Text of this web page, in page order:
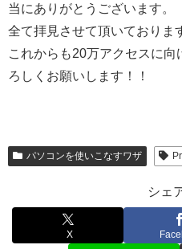
当にありがとうございます。
全て拝見させて頂いておりま
これからも20万アクセスに向
ろしくお願いします！！
パソコンを使いこなすワザ
シェ
X